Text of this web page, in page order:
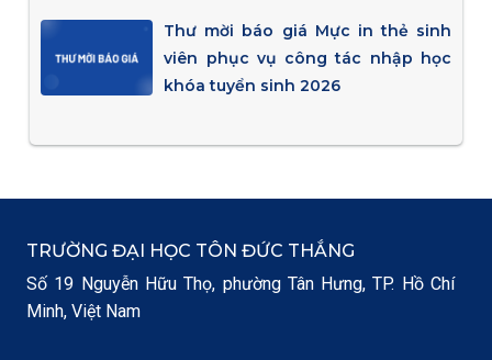
Thư mời báo giá Mực in thẻ sinh
viên phục vụ công tác nhập học
khóa tuyển sinh 2026
TRƯỜNG ĐẠI HỌC TÔN ĐỨC THẮNG
Số 19 Nguyễn Hữu Thọ, phường Tân Hưng, TP. Hồ Chí
Minh, Việt Nam